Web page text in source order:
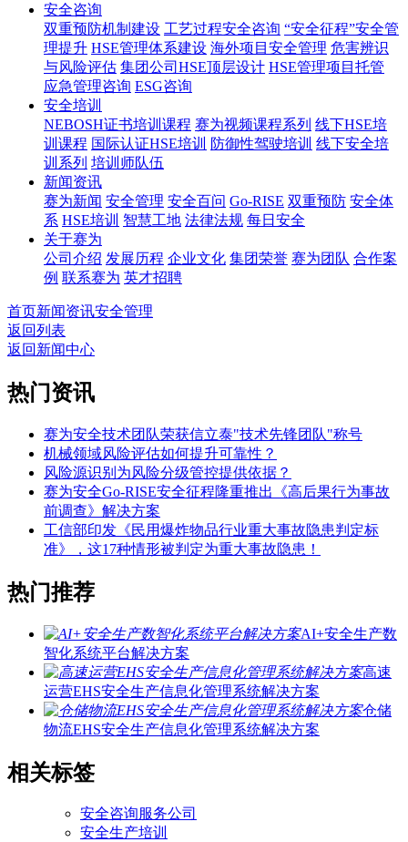
安全咨询
双重预防机制建设 工艺过程安全咨询 “安全征程”安全管
理提升 HSE管理体系建设 海外项目安全管理 危害辨识
与风险评估 集团公司HSE顶层设计 HSE管理项目托管
应急管理咨询 ESG咨询
安全培训
NEBOSH证书培训课程 赛为视频课程系列 线下HSE培
训课程 国际认证HSE培训 防御性驾驶培训 线下安全培
训系列 培训师队伍
新闻资讯
赛为新闻 安全管理 安全百问 Go-RISE 双重预防 安全体
系 HSE培训 智慧工地 法律法规 每日安全
关于赛为
公司介绍 发展历程 企业文化 集团荣誉 赛为团队 合作案
例 联系赛为 英才招聘
首页新闻资讯安全管理
返回列表
返回新闻中心
热门资讯
赛为安全技术团队荣获信立泰"技术先锋团队"称号
机械领域风险评估如何提升可靠性？
风险源识别为风险分级管控提供依据？
赛为安全Go-RISE安全征程隆重推出《高后果行为事故
前调查》解决方案
工信部印发《民用爆炸物品行业重大事故隐患判定标
准》，这17种情形被判定为重大事故隐患！
热门推荐
AI+安全生产数
智化系统平台解决方案
高速
运营EHS安全生产信息化管理系统解决方案
仓储
物流EHS安全生产信息化管理系统解决方案
相关标签
安全咨询服务公司
安全生产培训